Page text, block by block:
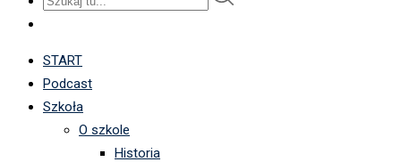
START
Podcast
Szkoła
O szkole
Historia